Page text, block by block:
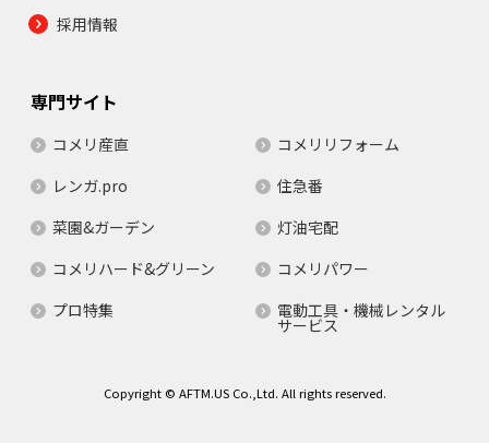
採用情報
専門サイト
コメリ産直
コメリリフォーム
レンガ.pro
住急番
菜園&ガーデン
灯油宅配
コメリハード&グリーン
コメリパワー
プロ特集
電動工具・機械レンタル
サービス
Copyright © AFTM.US Co.,Ltd. All rights reserved.